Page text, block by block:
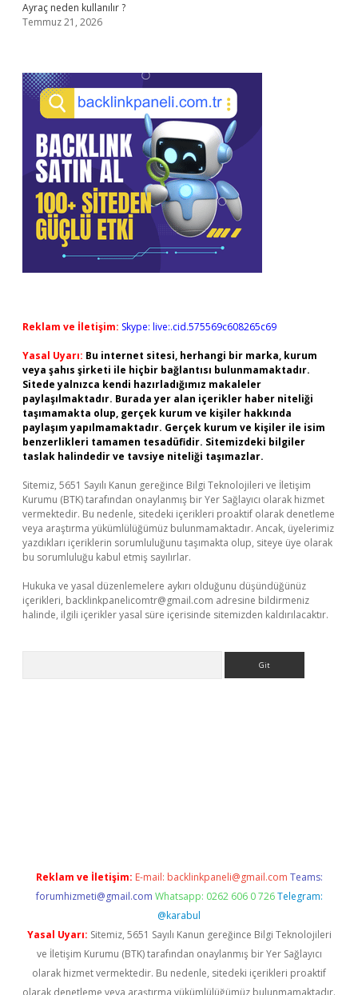
Ayraç neden kullanılır ?
Temmuz 21, 2026
Reklam ve İletişim: Skype: live:.cid.575569c608265c69
Yasal Uyarı: Bu internet sitesi, herhangi bir marka, kurum
veya şahıs şirketi ile hiçbir bağlantısı bulunmamaktadır.
Sitede yalnızca kendi hazırladığımız makaleler
paylaşılmaktadır. Burada yer alan içerikler haber niteliği
taşımamakta olup, gerçek kurum ve kişiler hakkında
paylaşım yapılmamaktadır. Gerçek kurum ve kişiler ile isim
benzerlikleri tamamen tesadüfidir. Sitemizdeki bilgiler
taslak halindedir ve tavsiye niteliği taşımazlar.
Sitemiz, 5651 Sayılı Kanun gereğince Bilgi Teknolojileri ve İletişim
Kurumu (BTK) tarafından onaylanmış bir Yer Sağlayıcı olarak hizmet
vermektedir. Bu nedenle, sitedeki içerikleri proaktif olarak denetleme
veya araştırma yükümlülüğümüz bulunmamaktadır. Ancak, üyelerimiz
yazdıkları içeriklerin sorumluluğunu taşımakta olup, siteye üye olarak
bu sorumluluğu kabul etmiş sayılırlar.
Hukuka ve yasal düzenlemelere aykırı olduğunu düşündüğünüz
içerikleri, backlinkpanelicomtr@gmail.com adresine bildirmeniz
halinde, ilgili içerikler yasal süre içerisinde sitemizden kaldırılacaktır.
Reklam ve İletişim: E-mail: backlinkpaneli@gmail.com Teams:
forumhizmeti@gmail.com Whatsapp: 0262 606 0 726 Telegram:
@karabul
Yasal Uyarı: Sitemiz, 5651 Sayılı Kanun gereğince Bilgi Teknolojileri
ve İletişim Kurumu (BTK) tarafından onaylanmış bir Yer Sağlayıcı
olarak hizmet vermektedir. Bu nedenle, sitedeki içerikleri proaktif
olarak denetleme veya araştırma yükümlülüğümüz bulunmamaktadır.